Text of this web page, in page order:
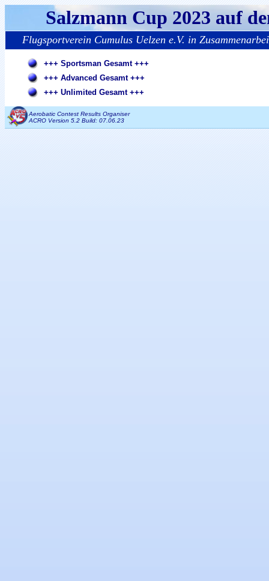
Salzmann Cup 2023 auf
Flugsportverein Cumulus Uelzen e.V. in
+++ Sportsman Gesamt +++
+++ Advanced Gesamt +++
+++ Unlimited Gesamt +++
Aerobatic Contest Results Organiser
ACRO Version 5.2 Build: 07.06.23